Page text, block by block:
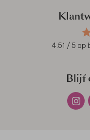
4.51 / 5 op
Blijf